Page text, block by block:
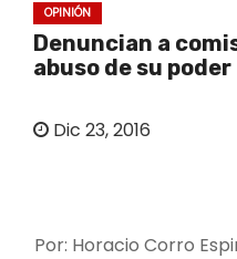
OPINIÓN
Denuncian a
abuso de su poder
Dic 23, 2016
Por: Horacio Corro